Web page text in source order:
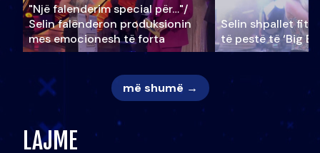
"Një falenderim special për…"/
Selin falënderon produksionin
mes emocionesh të forta
Selin shpallet
të pestë të ‘Big
më shumë →
LAJME